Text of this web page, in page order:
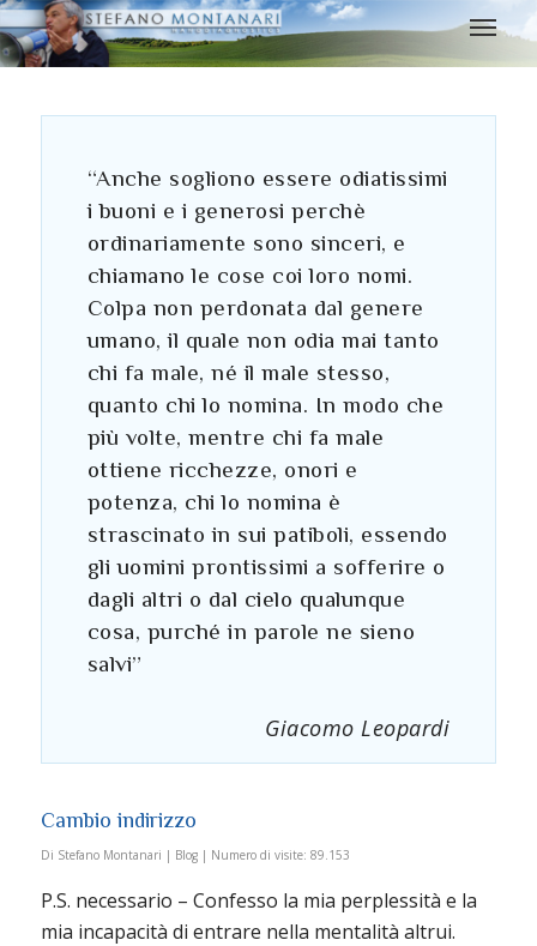
“Anche sogliono essere odiatissimi
i buoni e i generosi perchè
ordinariamente sono sinceri, e
chiamano le cose coi loro nomi.
Colpa non perdonata dal genere
umano, il quale non odia mai tanto
chi fa male, né il male stesso,
quanto chi lo nomina. In modo che
più volte, mentre chi fa male
ottiene ricchezze, onori e
potenza, chi lo nomina è
strascinato in sui patiboli, essendo
gli uomini prontissimi a sofferire o
dagli altri o dal cielo qualunque
cosa, purché in parole ne sieno
salvi”
Giacomo Leopardi
Cambio indirizzo
Di Stefano Montanari | Blog | Numero di visite: 89.153
P.S. necessario – Confesso la mia perplessità e la
mia incapacità di entrare nella mentalità altrui.